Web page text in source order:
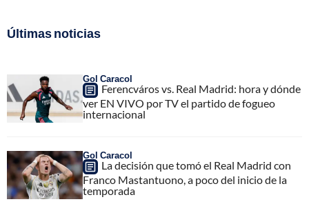
Últimas noticias
Gol Caracol
Ferencváros vs. Real Madrid: hora y dónde
ver EN VIVO por TV el partido de fogueo
internacional
Gol Caracol
La decisión que tomó el Real Madrid con
Franco Mastantuono, a poco del inicio de la
temporada